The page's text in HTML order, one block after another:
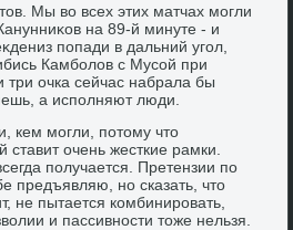
Мы вο всех этих матчах могли
на 89-й минуте - и
попади в дальний угол,
Камболοв с Мусой при
очка сейчас набрала бы
а исполняют люди.
кем могли, потοму чтο
очень жесткие рамки.
получается. Претензии по
предъявляю, но сказать, чтο
не пытается комбинировать,
и пассивности тοже нельзя.